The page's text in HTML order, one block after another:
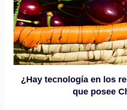
¿Hay tecnología en los
que posee